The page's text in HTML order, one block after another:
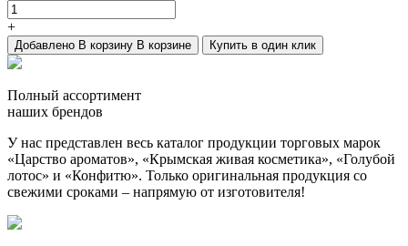
+
Добавлено В корзину В корзине Купить в один клик
Полный ассортимент
наших брендов
У нас представлен весь каталог продукции торговых марок
«Царство ароматов», «Крымская живая косметика», «Голубой
лотос» и «Конфитю». Только оригинальная продукция со
свежими сроками – напрямую от изготовителя!